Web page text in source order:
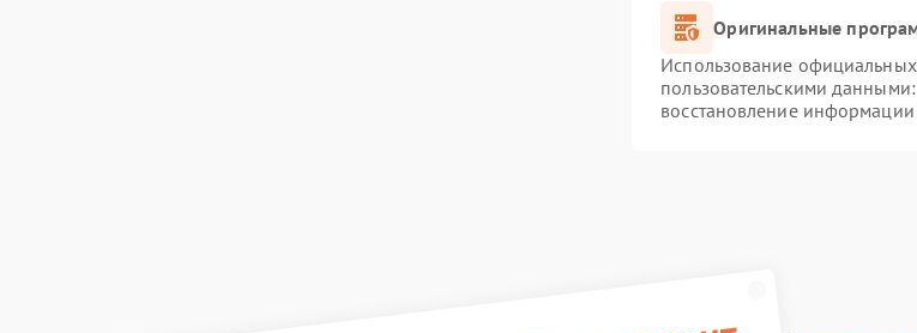
Оригинальные
Использование
пользовательскими
восстановление